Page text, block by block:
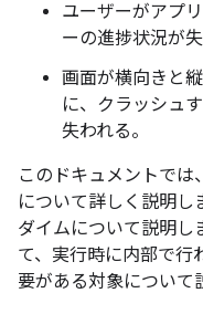
ユーザーがアプ
ーの進捗状況が失
画面が横向きと
に、クラッシュ
失われる。
このドキュメントでは
について詳しく説明し
ダイムについて説明し
て、実行時に内部で行
要がある対象について